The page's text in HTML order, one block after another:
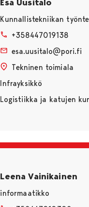
Esa Uusitalo
Kunnallistekniikan
+358447019138
esa.uusitalo@pori.fi
Tekninen toimiala
Infrayksikkö
Logistiikka ja katujen
Leena Vainikainen
informaatikko